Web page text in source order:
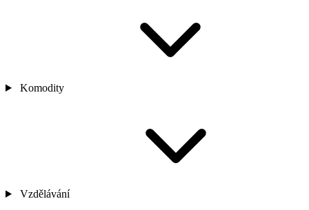
Komodity
Vzdělávání